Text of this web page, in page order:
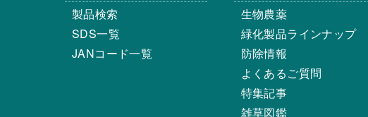
製品検索
SDS一覧
JANコード一覧
生物農薬
緑化製品ラインナップ
防除情報
よくあるご質問
特集記事
雑草図鑑